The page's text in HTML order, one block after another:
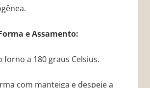
e Assamento:
forno a 180 graus Celsius.
com manteiga e despeje a